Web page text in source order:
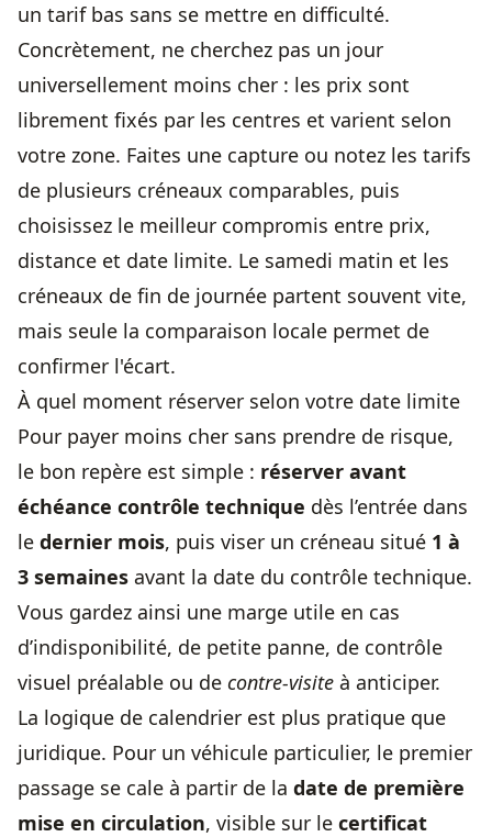
un tarif bas sans se mettre en difficulté.
Concrètement, ne cherchez pas un jour
universellement moins cher : les prix sont
librement fixés par les centres et varient selon
votre zone. Faites une capture ou notez les tarifs
de plusieurs créneaux comparables, puis
choisissez le meilleur compromis entre prix,
distance et date limite. Le samedi matin et les
créneaux de fin de journée partent souvent vite,
mais seule la comparaison locale permet de
confirmer l'écart.
À quel moment réserver selon votre date limite
Pour payer moins cher sans prendre de risque,
le bon repère est simple : réserver avant
échéance contrôle technique dès l’entrée dans
le dernier mois, puis viser un créneau situé 1 à
3 semaines avant la date du contrôle technique.
Vous gardez ainsi une marge utile en cas
d’indisponibilité, de petite panne, de contrôle
visuel préalable ou de contre-visite à anticiper.
La logique de calendrier est plus pratique que
juridique. Pour un véhicule particulier, le premier
passage se cale à partir de la date de première
mise en circulation, visible sur le certificat